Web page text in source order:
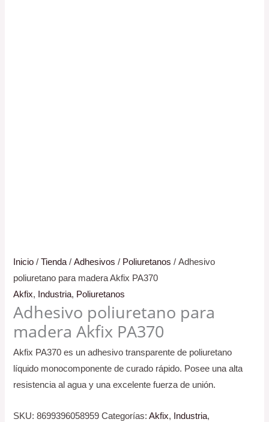
Inicio /Tienda/Adhesivos / Poliuretanos / Adhesivo
poliuretano para madera Akfix PA370
Akfix, Industria, Poliuretanos
Adhesivo poliuretano para
madera Akfix PA370
Akfix PA370 es un adhesivo transparente de poliuretano
líquido monocomponente de curado rápido. Posee una alta
resistencia al agua y una excelente fuerza de unión.
SKU:8699396058959 Categorías:Akfix, Industria,